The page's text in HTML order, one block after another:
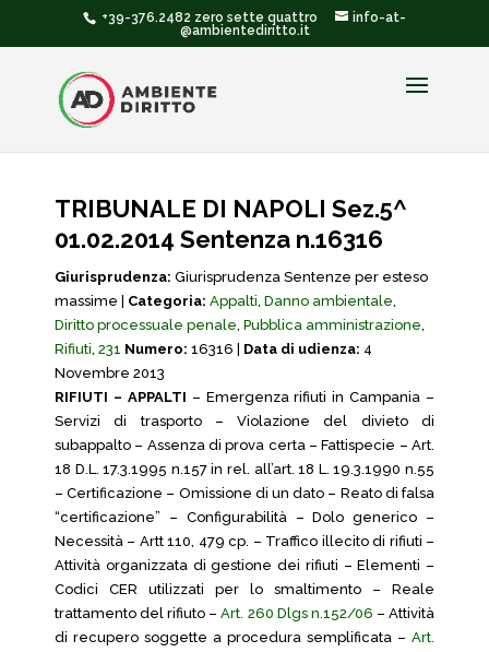
+39-376.2482 zero sette quattro
info-at-
@ambientediritto.it
TRIBUNALE DI NAPOLI Sez.5^
01.02.2014 Sentenza n.16316
Giurisprudenza: Giurisprudenza Sentenze per esteso
massime | Categoria: Appalti, Danno ambientale,
Diritto processuale penale, Pubblica amministrazione,
Rifiuti, 231 Numero: 16316 | Data di udienza: 4
Novembre 2013
RIFIUTI – APPALTI – Emergenza rifiuti in Campania –
Servizi di trasporto – Violazione del divieto di
subappalto – Assenza di prova certa – Fattispecie – Art.
18 D.L. 17.3.1995 n.157 in rel. all’art. 18 L. 19.3.1990 n.55
– Certificazione – Omissione di un dato – Reato di falsa
“certificazione” – Configurabilità – Dolo generico –
Necessità – Artt 110, 479 cp. – Traffico illecito di rifiuti –
Attività organizzata di gestione dei rifiuti – Elementi –
Codici CER utilizzati per lo smaltimento – Reale
trattamento del rifiuto –Art. 260 Dlgs n.152/06 – Attività
di recupero soggette a procedura semplificata – Art.